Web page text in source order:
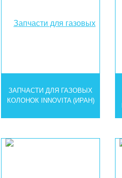
ЗАПЧАСТИ ДЛЯ ГАЗОВЫХ
КОЛОНОК INNOVITA (ИРАН)